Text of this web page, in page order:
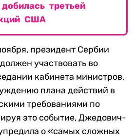
третьей
США
президент Сербии
участвовать во
кабинета министров,
плана действий в
требованиями по
это событие, Джедович-
о «самых сложных